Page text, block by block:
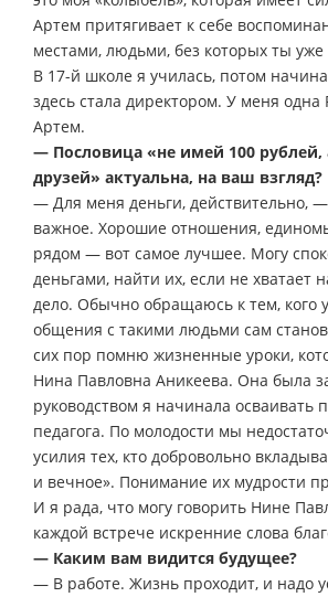
Артем притягивает к себе
местами, людьми, без которых ты
В 17-й школе я училась, потом
здесь стала директором. У меня
Артем.
— Пословица «не имей 100 рублей,
друзей» актуальна, на ваш взгляд?
— Для меня деньги, действительно,
важное. Хорошие отношения,
рядом — вот самое лучшее. Могу
деньгами, найти их, если не хватает
дело. Обычно обращаюсь к тем, кого
общения с такими людьми сам
сих пор помню жизненные уроки,
Нина Павловна Аникеева. Она была
руководством я начинала осваивать
педагога. По молодости мы
усилия тех, кто добровольно
и вечное». Понимание их мудрости
И я рада, что могу говорить Нине
каждой встрече искренние слова
— Каким вам видится будущее?
— В работе. Жизнь проходит, и надо